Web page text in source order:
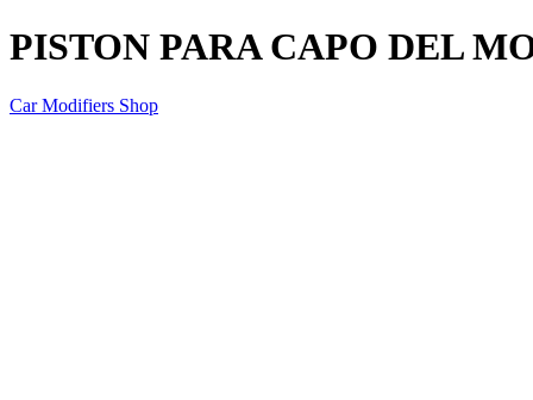
PISTON PARA CAPO DEL
Car Modifiers Shop